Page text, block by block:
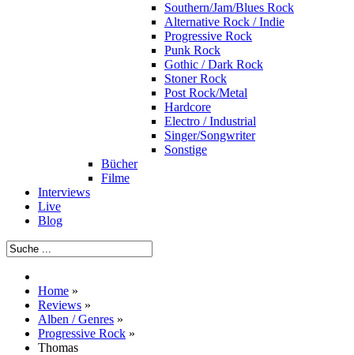
Southern/Jam/Blues Rock
Alternative Rock / Indie
Progressive Rock
Punk Rock
Gothic / Dark Rock
Stoner Rock
Post Rock/Metal
Hardcore
Electro / Industrial
Singer/Songwriter
Sonstige
Bücher
Filme
Interviews
Live
Blog
Home »
Reviews »
Alben / Genres »
Progressive Rock »
Thomas